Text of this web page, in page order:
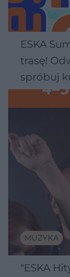
ESKA
trasę!
spróbuj
Wawelu
MUZYKA
"ESKA